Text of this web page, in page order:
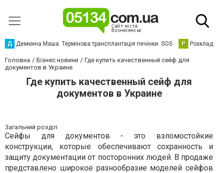
Д Демкина Маша. Термінова трансплантація печінки. SOS Р Розклад
Головна Бізнес новини
Где купить качественный сейф для
документов в Украине
Где купить качественный сейф для
документов в Украине
Загальний розділ
Сейфы для документов - это взломостойкие
конструкции, которые обеспечивают сохранность и
защиту документации от посторонних людей. В продаже
представлено широкое разнообразие моделей сейфов